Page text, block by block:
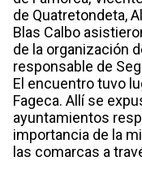
de Quatretondeta,
Blas Calbo
de la organización
responsable de
El encuentro tuvo
Fageca. Allí se
ayuntamientos
importancia de la
las comarcas a